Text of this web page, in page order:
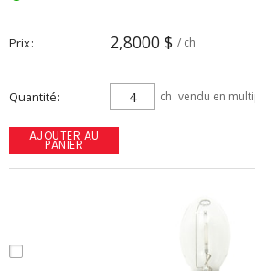
Prix 2,8000 $ / ch
Quantité ch vendu en
AJOUTER AU
PANIER